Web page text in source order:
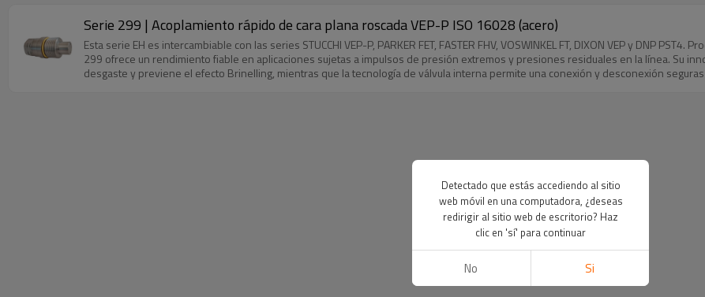
Serie 299 | Acoplamiento rápido de cara plana roscada VEP-P ISO 16028 (acero)
Esta serie EH es intercambiable con las series STUCCHI VEP-P, PARKER FET, FASTER FHV, VOSWINKEL FT, DIXON VEP y DNP
299 ofrece un rendimiento fiable en aplicaciones sujetas a impulsos de presión extremos y presiones residuales en la línea. Su
desgaste y previene el efecto Brinelling, mientras que la tecnología de válvula interna permite una conexión y desconexión
Detectado que estás accediendo al sitio
web móvil en una computadora, ¿deseas
redirigir al sitio web de escritorio? Haz
clic en 'sí' para continuar
No Si